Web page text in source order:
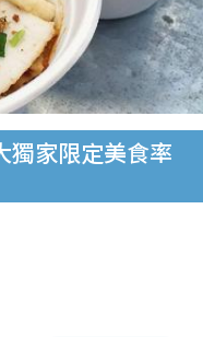
獨家限定美食率